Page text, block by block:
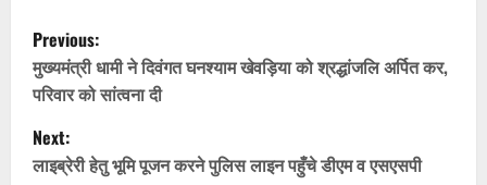
P
o
s
t
Previous:
मुख्यमंत्री धामी ने दिवंगत घनश्याम खेवड़िया को श्रद्धांजलि अर्पित कर,
परिवार को सांत्वना दी
Next:
लाइब्रेरी हेतु भूमि पूजन करने पुलिस लाइन पहुँचे डीएम व एसएसपी